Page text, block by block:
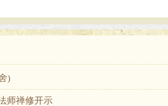
)
师禅修开示